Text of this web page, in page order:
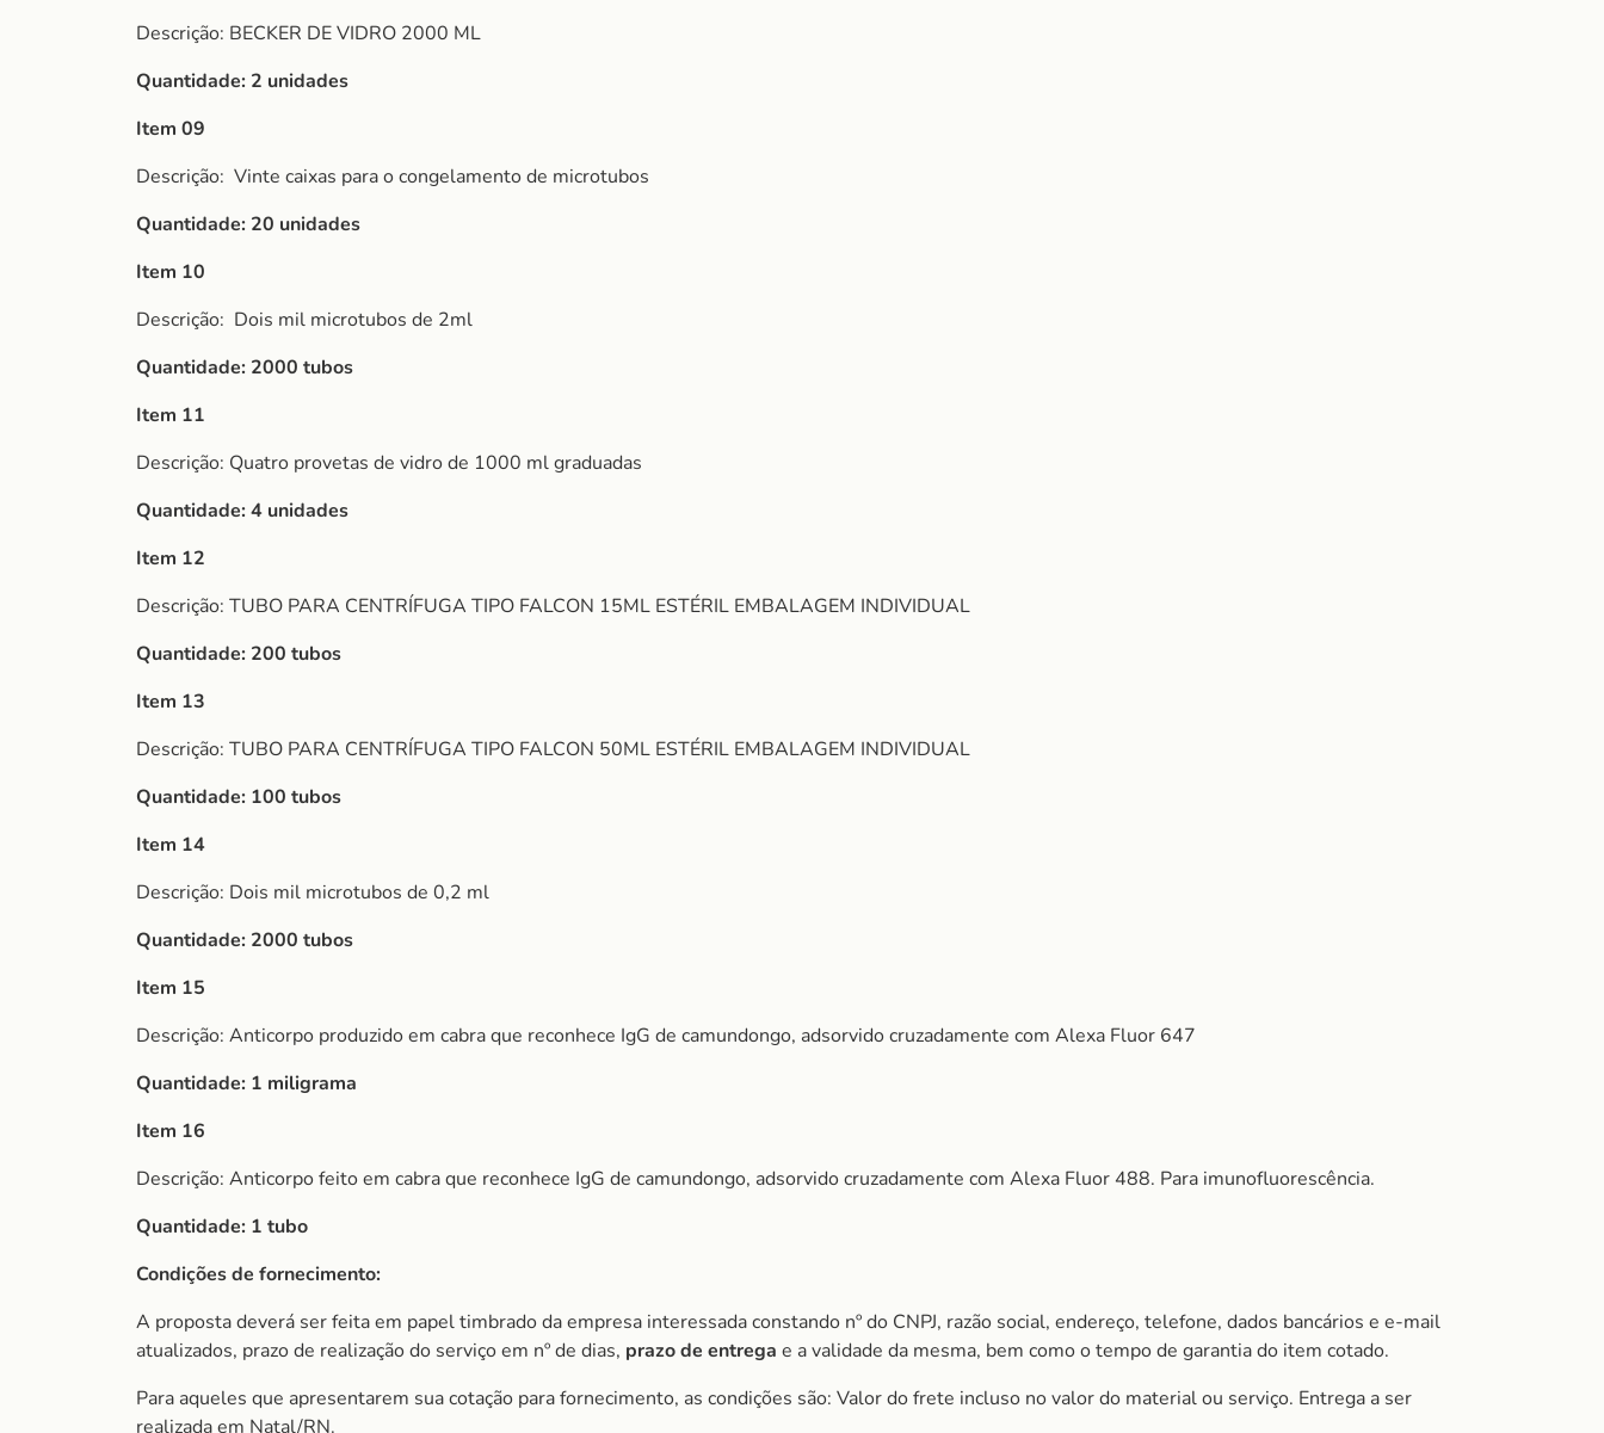
Descrição: BECKER DE VIDRO 2000 ML
Quantidade: 2 unidades
Item 09
Descrição: Vinte caixas para o congelamento de microtubos
Quantidade: 20 unidades
Item 10
Descrição: Dois mil microtubos de 2ml
Quantidade: 2000 tubos
Item 11
Descrição: Quatro provetas de vidro de 1000 ml graduadas
Quantidade: 4 unidades
Item 12
Descrição: TUBO PARA CENTRÍFUGA TIPO FALCON 15ML ESTÉRIL EMBALAGEM INDIVIDUAL
Quantidade: 200 tubos
Item 13
Descrição: TUBO PARA CENTRÍFUGA TIPO FALCON 50ML ESTÉRIL EMBALAGEM INDIVIDUAL
Quantidade: 100 tubos
Item 14
Descrição: Dois mil microtubos de 0,2 ml
Quantidade: 2000 tubos
Item 15
Descrição: Anticorpo produzido em cabra que reconhece IgG de camundongo, adsorvido cruzadamente com Alexa Fluor 647
Quantidade: 1 miligrama
Item 16
Descrição: Anticorpo feito em cabra que reconhece IgG de camundongo, adsorvido cruzadamente com Alexa Fluor 488. Para imunofluorescência.
Quantidade: 1 tubo
Condições de fornecimento:
A proposta deverá ser feita em papel timbrado da empresa interessada constando nº do CNPJ, razão social, endereço, telefone, dados bancários e e-mail
atualizados, prazo de realização do serviço em nº de dias, prazo de entrega e a validade da mesma, bem como o tempo de garantia do item cotado.
Para aqueles que apresentarem sua cotação para fornecimento, as condições são: Valor do frete incluso no valor do material ou serviço. Entrega a ser
realizada em Natal/RN.